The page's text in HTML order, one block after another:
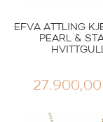
EFVA ATTLING
PEARL &
27.900,00